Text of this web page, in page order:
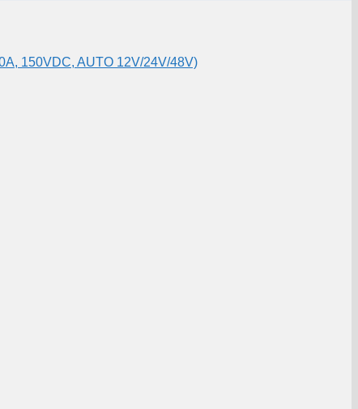
150VDC, AUTO 12V/24V/48V)